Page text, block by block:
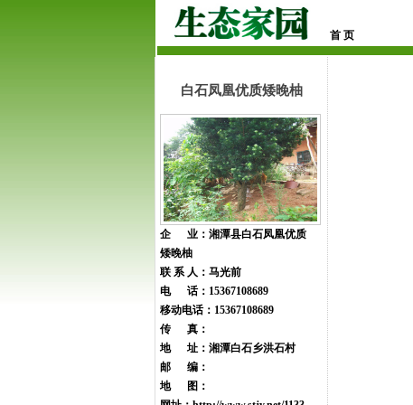
首 页
白石凤凰优质矮晚柚
企 业：湘潭县白石凤凰优质
矮晚柚
联 系 人：马光前
电 话：15367108689
移动电话：15367108689
传 真：
地 址：湘潭白石乡洪石村
邮 编：
地 图：